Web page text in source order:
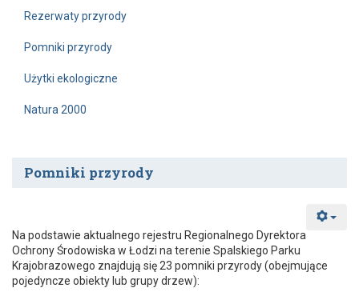
Rezerwaty przyrody
Pomniki przyrody
Użytki ekologiczne
Natura 2000
Pomniki przyrody
Na podstawie aktualnego rejestru Regionalnego Dyrektora
Ochrony Środowiska w Łodzi na terenie Spalskiego Parku
Krajobrazowego znajdują się 23 pomniki przyrody (obejmujące
pojedyncze obiekty lub grupy drzew):